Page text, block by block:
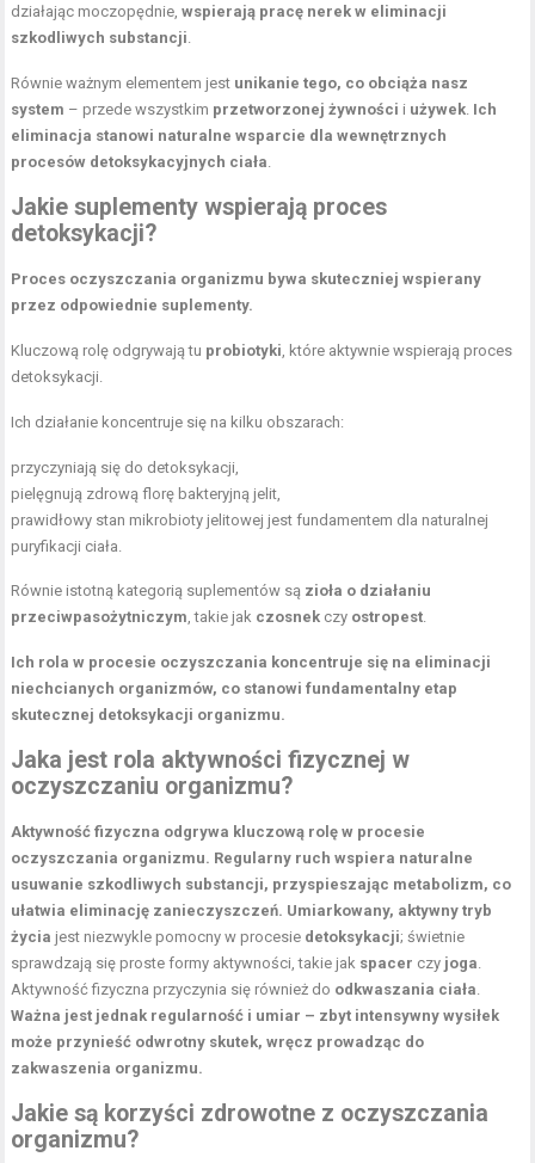
działając moczopędnie,wspierają pracę nerek w eliminacji
szkodliwych substancji
Równie ważnym elementem jest unikanie tego, co obciąża nasz
system – przede wszystkim przetworzonej żywności i używek Ich
eliminacja stanowi naturalne wsparcie dla wewnętrznych
procesów detoksykacyjnych ciała
Jakie suplementy wspierają proces
detoksykacji?
Proces oczyszczania organizmu bywa skuteczniej wspierany
przez odpowiednie suplementy.
Kluczową rolę odgrywają tu probiotyki , które aktywnie wspierają proces
detoksykacji.
Ich działanie koncentruje się na kilku obszarach:
przyczyniają się do detoksykacji,
pielęgnują zdrową florę bakteryjną jelit,
prawidłowy stan mikrobioty jelitowej jest fundamentem dla naturalnej
puryfikacji ciała.
Równie istotną kategorią suplementów są zioła o działaniu
przeciwpasożytniczym , takie jak czosnek czy ostropest
Ich rola w procesie oczyszczania koncentruje się na eliminacji
niechcianych organizmów, co stanowi fundamentalny etap
skutecznej detoksykacji organizmu.
Jaka jest rola aktywności fizycznej w
oczyszczaniu organizmu?
Aktywność fizyczna odgrywa kluczową rolę w procesie
oczyszczania organizmu. Regularny ruch wspiera naturalne
usuwanie szkodliwych substancji, przyspieszając metabolizm, co
ułatwia eliminację zanieczyszczeń. Umiarkowany, aktywny tryb
życia jest niezwykle pomocny w procesie detoksykacji; świetnie
sprawdzają się proste formy aktywności, takie jak spacer czy joga
Aktywność fizyczna przyczynia się również do odkwaszania ciała
Ważna jest jednak regularność i umiar – zbyt intensywny wysiłek
może przynieść odwrotny skutek, wręcz prowadząc do
zakwaszenia organizmu.
Jakie są korzyści zdrowotne z oczyszczania
organizmu?